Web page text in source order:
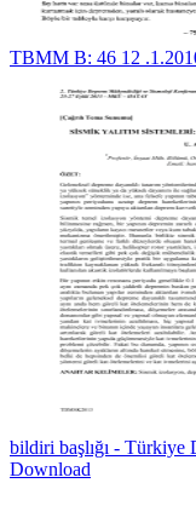
TBMM B: 46 12
bildiri başlığı - Türkiye
Download